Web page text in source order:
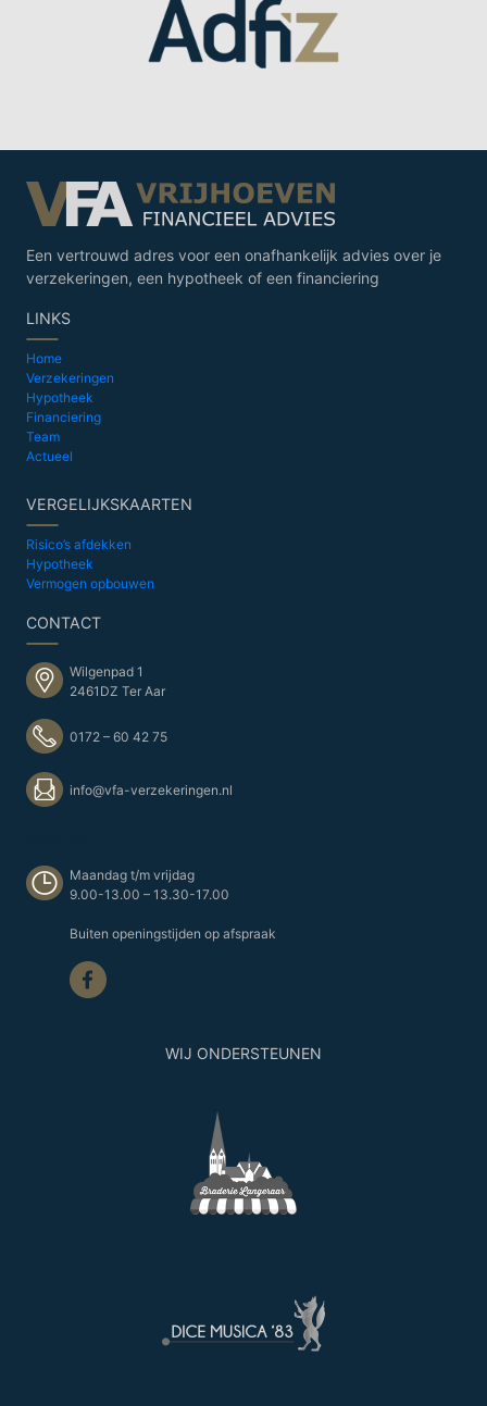
Een vertrouwd adres voor een onafhankelijk advies over je
verzekeringen, een hypotheek of een financiering
LINKS
Home
Verzekeringen
Hypotheek
Financiering
Team
Actueel
VERGELIJKSKAARTEN
Risico’s afdekken
Hypotheek
Vermogen opbouwen
CONTACT
Wilgenpad 1
2461DZ Ter Aar
0172 – 60 42 75
info@vfa-verzekeringen.nl
Maandag t/m vrijdag
9.00-13.00 – 13.30-17.00
Buiten openingstijden op afspraak
WIJ ONDERSTEUNEN